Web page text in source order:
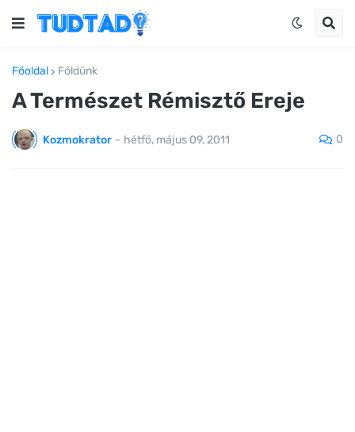
Főoldal Földünk
A Természet Rémisztő Ereje
Kozmokrator - hétfő, május 09, 2011 0